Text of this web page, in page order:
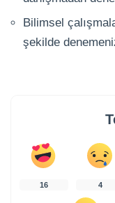
Bilimsel
şekilde
16 4